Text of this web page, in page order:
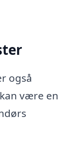
også
være en